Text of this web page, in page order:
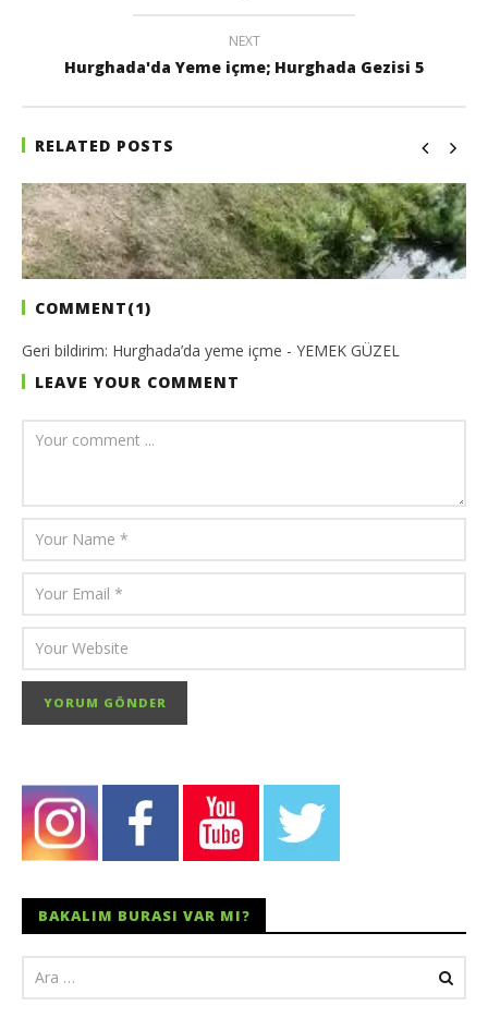
NEXT
Hurghada'da Yeme içme; Hurghada Gezisi 5
RELATED POSTS
Madagaskar Gezi Notları; Madagaskar Gezisi Notları 10
26 Ocak 2017
TheGutan
6
COMMENT(1)
Geri bildirim: Hurghada’da yeme içme - YEMEK GÜZEL
LEAVE YOUR COMMENT
BAKALIM BURASI VAR MI?